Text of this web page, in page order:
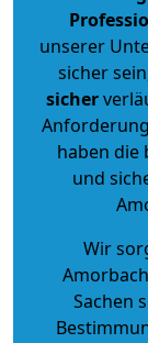
unserer
sicher
sicher
haben die
und
Wir
Sachen